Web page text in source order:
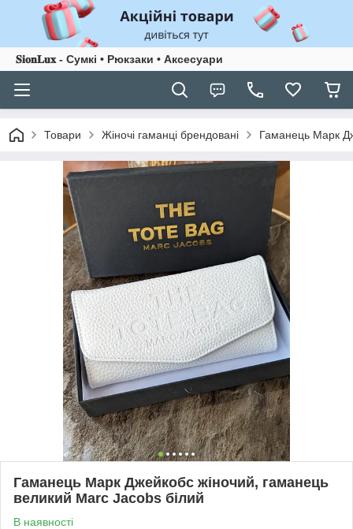
𝐒𝐢𝐨𝐧𝐋𝐮𝐱 - Сумкі • Рюкзаки • Аксесуари
Товари Жіночі гаманці брендовані Гаманець Марк
Гаманець Марк Джейкобс жіночий, гаманець
великий Marc Jacobs білий
В наявності